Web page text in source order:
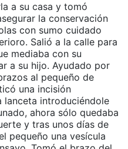
a su casa y tomó
la conservación
con sumo cuidado
Salió a la calle para
mediaba con su
a su hijo. Ayudado por
al pequeño de
una incisión
lanceta introduciéndole
ahora sólo quedaba
y tras unos días de
pequeño una vesícula